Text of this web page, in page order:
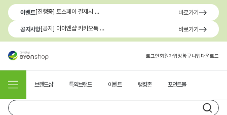
이벤트 [진행중] 토스페이 결제시 최대 1.3만원 혜택 바로가기
공지사항 [공지] 아이엔샵 카카오톡 1:1 문의 채널 이용 안내 바로가기
로그인회원가입장바구니앱다운로드
브랜드샵 특약브랜드 이벤트 랭킹존 포인트몰